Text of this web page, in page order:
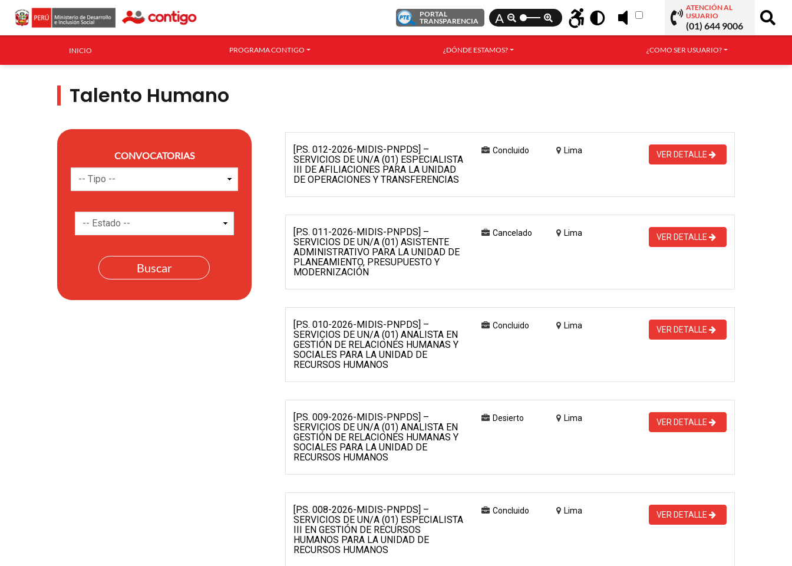
PORTAL
TRANSPARENCIA
A
ATENCIÓN AL
USUARIO
(01) 644 9006
INICIO PROGRAMA CONTIGO ¿DÓNDE ESTAMOS? ¿COMO SER USUARIO?
Talento Humano
CONVOCATORIAS
[P.S. 012-2026-MIDIS-PNPDS] –
SERVICIOS DE UN/A (01) ESPECIALISTA
III DE AFILIACIONES PARA LA UNIDAD
DE OPERACIONES Y TRANSFERENCIAS
Concluido Lima VER DETALLE
[P.S. 011-2026-MIDIS-PNPDS] –
SERVICIOS DE UN/A (01) ASISTENTE
ADMINISTRATIVO PARA LA UNIDAD DE
PLANEAMIENTO, PRESUPUESTO Y
MODERNIZACIÓN
Cancelado Lima VER DETALLE
[P.S. 010-2026-MIDIS-PNPDS] –
SERVICIOS DE UN/A (01) ANALISTA EN
GESTIÓN DE RELACIONES HUMANAS Y
SOCIALES PARA LA UNIDAD DE
RECURSOS HUMANOS
Concluido Lima VER DETALLE
[P.S. 009-2026-MIDIS-PNPDS] –
SERVICIOS DE UN/A (01) ANALISTA EN
GESTIÓN DE RELACIONES HUMANAS Y
SOCIALES PARA LA UNIDAD DE
RECURSOS HUMANOS
Desierto Lima VER DETALLE
[P.S. 008-2026-MIDIS-PNPDS] –
SERVICIOS DE UN/A (01) ESPECIALISTA
III EN GESTIÓN DE RECURSOS
HUMANOS PARA LA UNIDAD DE
RECURSOS HUMANOS
Concluido Lima VER DETALLE